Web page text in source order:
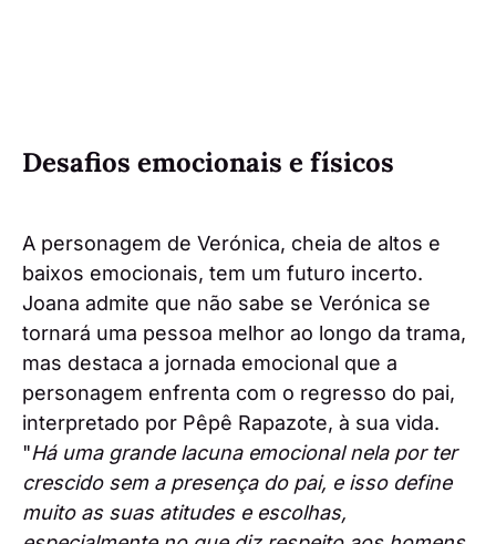
Desafios emocionais e físicos
A personagem de Verónica, cheia de altos e
baixos emocionais, tem um futuro incerto.
Joana admite que não sabe se Verónica se
tornará uma pessoa melhor ao longo da trama,
mas destaca a jornada emocional que a
personagem enfrenta com o regresso do pai,
interpretado por Pêpê Rapazote, à sua vida.
"Há uma grande lacuna emocional nela por ter
crescido sem a presença do pai, e isso define
muito as suas atitudes e escolhas,